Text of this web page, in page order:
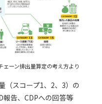
ェーン排出量算定の考え方より
（スコープ1、2、3）の
告、CDPへの回答等